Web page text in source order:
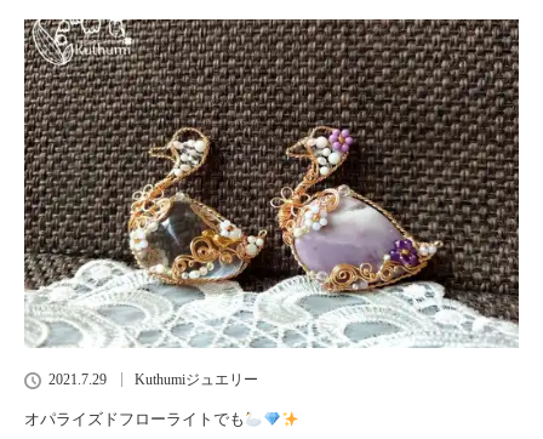
2021.7.29 Kuthumiジュエリー
オパライズドフローライトでも